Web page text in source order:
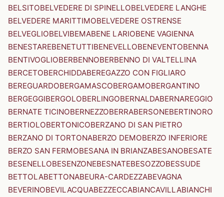
BELSITOBELVEDERE DI SPINELLOBELVEDERE LANGHE
BELVEDERE MARITTIMOBELVEDERE OSTRENSE
BELVEGLIOBELVIBEMABENE LARIOBENE VAGIENNA
BENESTAREBENETUTTIBENEVELLOBENEVENTOBENNA
BENTIVOGLIOBERBENNOBERBENNO DI VALTELLINA
BERCETOBERCHIDDABEREGAZZO CON FIGLIARO
BEREGUARDOBERGAMASCOBERGAMOBERGANTINO
BERGEGGIBERGOLOBERLINGOBERNALDABERNAREGGIO
BERNATE TICINOBERNEZZOBERRABERSONEBERTINORO
BERTIOLOBERTONICOBERZANO DI SAN PIETRO
BERZANO DI TORTONABERZO DEMOBERZO INFERIORE
BERZO SAN FERMOBESANA IN BRIANZABESANOBESATE
BESENELLOBESENZONEBESNATEBESOZZOBESSUDE
BETTOLABETTONABEURA-CARDEZZABEVAGNA
BEVERINOBEVILACQUABEZZECCABIANCAVILLABIANCHI